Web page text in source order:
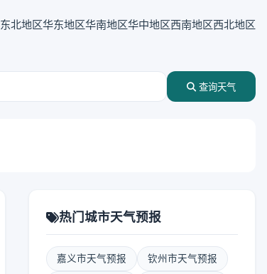
东北地区华东地区华南地区华中地区西南地区西北地区
查询天气
热门城市天气预报
嘉义市天气预报 钦州市天气预报